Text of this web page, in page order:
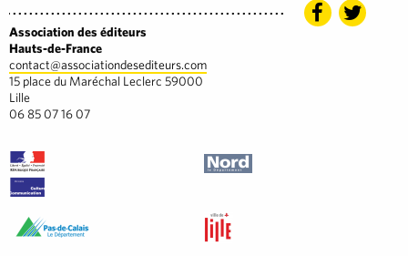
Association des éditeurs
Hauts-de-France
contact@associationdesediteurs.com
15 place du Maréchal Leclerc 59000
Lille
06 85 07 16 07